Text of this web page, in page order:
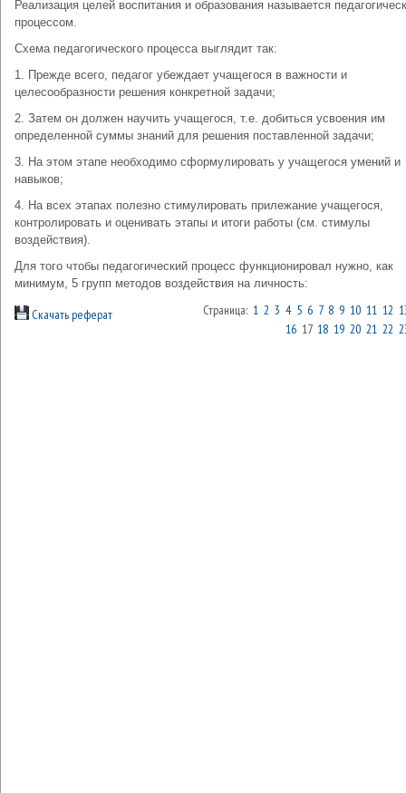
Реализация целей воспитания и образования называется
процессом.
Схема педагогического процесса выглядит так:
1. Прежде всего, педагог убеждает учащегося в важности и
целесообразности решения конкретной задачи;
2. Затем он должен научить учащегося, т.е. добиться усвоения им
определенной суммы знаний для решения поставленной задачи;
3. На этом этапе необходимо сформулировать у учащегося умений и
навыков;
4. На всех этапах полезно стимулировать прилежание учащегося,
контролировать и оценивать этапы и итоги работы (см. стимулы
воздействия).
Для того чтобы педагогический процесс функционировал нужно, как
минимум, 5 групп методов воздействия на личность:
Скачать реферат Страница: 1 2 3 4 5 6 7 8 9 10 11 12
16 17 18 19 20 21 22